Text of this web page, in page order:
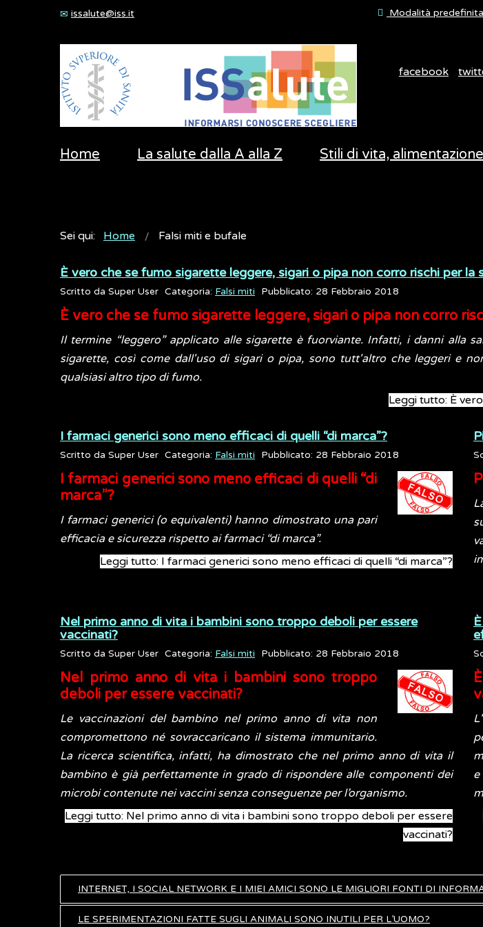
issalute@iss.it Modalità predefinita
facebook
Home La salute dalla A alla Z Stili di vita,
Sei qui: Home Falsi miti e bufale
È vero che se fumo sigarette leggere, sigari o pipa non corro rischi per la
Scritto da Super User Categoria: Falsi miti Pubblicato: 28 Febbraio 2018
È vero che se fumo sigarette leggere, sigari o pipa non corro
Il termine “leggero” applicato alle sigarette è fuorviante. Infatti, i danni alla
sigarette, così come dall'uso di sigari o pipa, sono tutt'altro che leggeri e
qualsiasi altro tipo di fumo.
Leggi tutto: È
I farmaci generici sono meno efficaci di quelli “di marca”?
Scritto da Super User Categoria: Falsi miti Pubblicato: 28 Febbraio 2018
I farmaci generici sono meno efficaci di quelli “di
marca”?
I farmaci generici (o equivalenti) hanno dimostrato una pari
efficacia e sicurezza rispetto ai farmaci “di marca”.
Leggi tutto: I farmaci generici sono meno efficaci di quelli “di marca”?
Nel primo anno di vita i bambini sono troppo deboli per essere
vaccinati?
Scritto da Super User Categoria: Falsi miti Pubblicato: 28 Febbraio 2018
Nel primo anno di vita i bambini sono troppo
deboli per essere vaccinati?
Le vaccinazioni del bambino nel primo anno di vita non
compromettono né sovraccaricano il sistema immunitario.
La ricerca scientifica, infatti, ha dimostrato che nel primo anno di vita il
bambino è già perfettamente in grado di rispondere alle componenti dei
microbi contenute nei vaccini senza conseguenze per l’organismo.
Leggi tutto: Nel primo anno di vita i bambini sono troppo deboli per essere
vaccinati?
e
INTERNET, I SOCIAL NETWORK E I MIEI AMICI SONO LE MIGLIORI FONTI DI
LE SPERIMENTAZIONI FATTE SUGLI ANIMALI SONO INUTILI PER L’UOMO?